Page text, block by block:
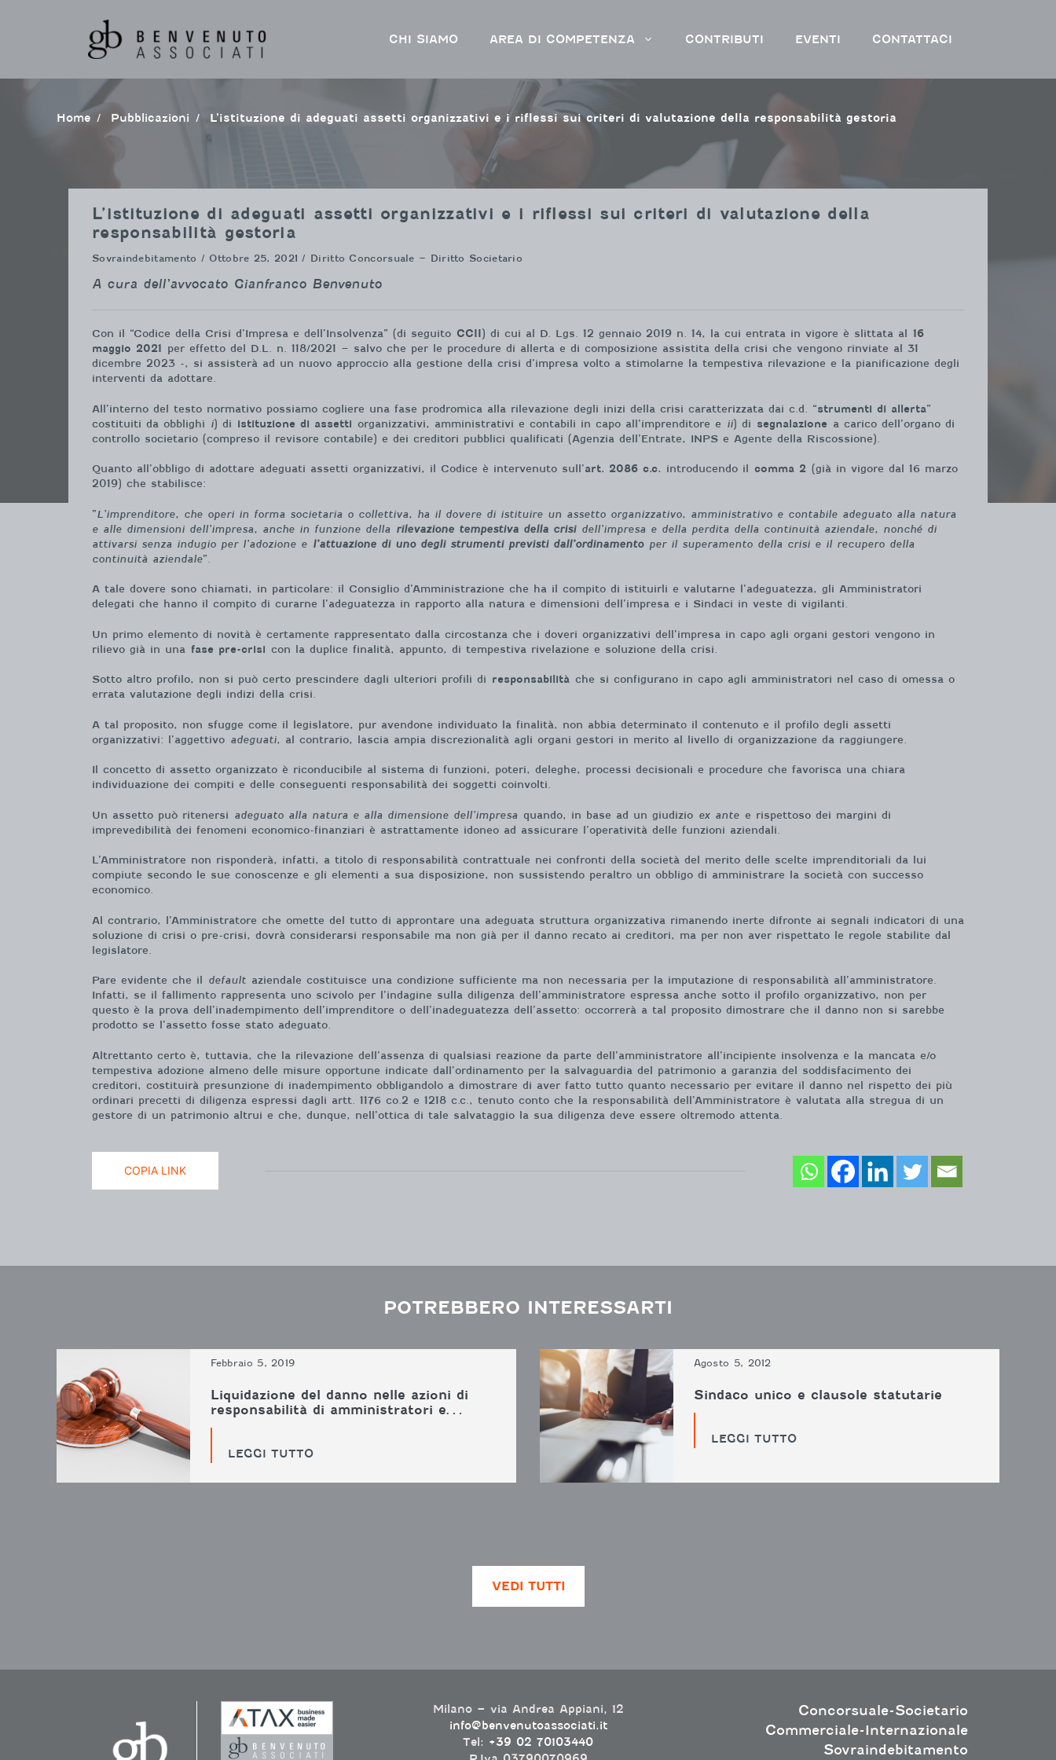
CHI SIAMO AREA DI COMPETENZA CONTRIBUTI EVENTI CONTATTACI
Home pubblicazioni L’istituzione di adeguati assetti organizzativi e i riflessi sui criteri di valutazione della responsabilità gestoria
L’istituzione di adeguati assetti organizzativi e i riflessi sui criteri di valutazione della
responsabilità gestoria
Sovraindebitamento / Ottobre 25, 2021 / Diritto Concorsuale – Diritto Societario
A cura dell’avvocato Gianfranco Benvenuto
Con il “Codice della Crisi d’Impresa e dell’Insolvenza” (di seguito CCII ) di cui al D. Lgs. 12 gennaio 2019 n. 14, la cui entrata in vigore è slittata al 16
maggio 2021
per effetto del D.L. n. 118/2021 – salvo che per le procedure di allerta e di composizione assistita della crisi che vengono rinviate al 31
dicembre 2023 -, si assisterà ad un nuovo approccio alla gestione della crisi d’impresa volto a stimolarne la tempestiva rilevazione e la pianificazione degli
interventi da adottare.
All’interno del testo normativo possiamo cogliere una fase prodromica alla rilevazione degli inizi della crisi caratterizzata dai c.d. “strumenti di allerta”
costituiti da obblighi i) di istituzione di assetti organizzativi, amministrativi e contabili in capo all’imprenditore e ii) di segnalazione a carico dell’organo di
controllo societario (compreso il revisore contabile) e dei creditori pubblici qualificati (Agenzia dell’Entrate, INPS e Agente della Riscossione).
Quanto all’obbligo di adottare adeguati assetti organizzativi, il Codice è intervenuto sull’art. 2086 c.c. introducendo il comma 2 (già in vigore dal 16 marzo
2019) che stabilisce:
”L’imprenditore, che operi in forma societaria o collettiva, ha il dovere di istituire un assetto organizzativo, amministrativo e contabile adeguato alla natura
e alle dimensioni dell’impresa, anche in funzione della rilevazione tempestiva della crisidell’impresa e della perdita della continuità aziendale, nonché di
attivarsi senza indugio per l’adozione e l’attuazione di uno degli strumenti previsti dall’ordinamentoper il superamento della crisi e il recupero della
continuità aziendale”.
A tale dovere sono chiamati, in particolare: il Consiglio d’Amministrazione che ha il compito di istituirli e valutarne l’adeguatezza, gli Amministratori
delegati che hanno il compito di curarne l’adeguatezza in rapporto alla natura e dimensioni dell’impresa e i Sindaci in veste di vigilanti.
Un primo elemento di novità è certamente rappresentato dalla circostanza che i doveri organizzativi dell’impresa in capo agli organi gestori vengono in
rilievo già in una fase pre-crisi con la duplice finalità, appunto, di tempestiva rivelazione e soluzione della crisi.
Sotto altro profilo, non si può certo prescindere dagli ulteriori profili di responsabilità che si configurano in capo agli amministratori nel caso di omessa o
errata valutazione degli indizi della crisi.
A tal proposito, non sfugge come il legislatore, pur avendone individuato la finalità, non abbia determinato il contenuto e il profilo degli assetti
organizzativi: l’aggettivo adeguati, al contrario, lascia ampia discrezionalità agli organi gestori in merito al livello di organizzazione da raggiungere.
Il concetto di assetto organizzato è riconducibile al sistema di funzioni, poteri, deleghe, processi decisionali e procedure che favorisca una chiara
individuazione dei compiti e delle conseguenti responsabilità dei soggetti coinvolti.
Un assetto può ritenersi adeguato alla natura e alla dimensione dell’impresa quando, in base ad un giudizio ex ante e rispettoso dei margini di
imprevedibilità dei fenomeni economico-finanziari è astrattamente idoneo ad assicurare l’operatività delle funzioni aziendali.
L’Amministratore non risponderà, infatti, a titolo di responsabilità contrattuale nei confronti della società del merito delle scelte imprenditoriali da lui
compiute secondo le sue conoscenze e gli elementi a sua disposizione, non sussistendo peraltro un obbligo di amministrare la società con successo
economico.
Al contrario, l’Amministratore che omette del tutto di approntare una adeguata struttura organizzativa rimanendo inerte difronte ai segnali indicatori di una
soluzione di crisi o pre-crisi, dovrà considerarsi responsabile ma non già per il danno recato ai creditori, ma per non aver rispettato le regole stabilite dal
legislatore.
Pare evidente che il default aziendale costituisce una condizione sufficiente ma non necessaria per la imputazione di responsabilità all’amministratore.
Infatti, se il fallimento rappresenta uno scivolo per l’indagine sulla diligenza dell’amministratore espressa anche sotto il profilo organizzativo, non per
questo è la prova dell’inadempimento dell’imprenditore o dell’inadeguatezza dell’assetto: occorrerà a tal proposito dimostrare che il danno non si sarebbe
prodotto se l’assetto fosse stato adeguato.
Altrettanto certo è, tuttavia, che la rilevazione dell’assenza di qualsiasi reazione da parte dell’amministratore all’incipiente insolvenza e la mancata e/o
tempestiva adozione almeno delle misure opportune indicate dall’ordinamento per la salvaguardia del patrimonio a garanzia del soddisfacimento dei
creditori, costituirà presunzione di inadempimento obbligandolo a dimostrare di aver fatto tutto quanto necessario per evitare il danno nel rispetto dei più
ordinari precetti di diligenza espressi dagli artt. 1176 co.2 e 1218 c.c., tenuto conto che la responsabilità dell’Amministratore è valutata alla stregua di un
gestore di un patrimonio altrui e che, dunque, nell’ottica di tale salvataggio la sua diligenza deve essere oltremodo attenta.
COPIA LINK
POTREBBERO INTERESSARTI
Febbraio 5, 2019
Liquidazione del danno nelle azioni di
responsabilità di amministratori e…
LEGGI TUTTO
Agosto 5, 2012
Sindaco unico e clausole statutarie
LEGGI TUTTO
VEDI TUTTI
Milano – via Andrea Appiani, 12
info@benvenutoassociati.it
Tel: +39 02 70103440
Concorsuale-Societario
Commerciale-Internazionale
Sovraindebitamento